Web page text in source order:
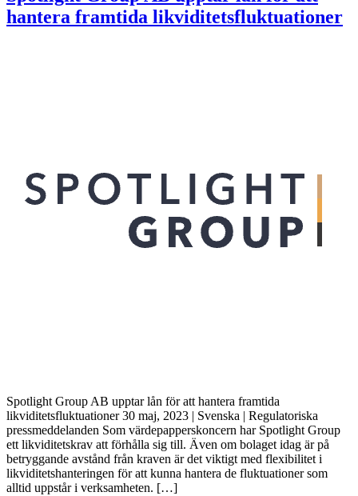
hantera framtida likviditetsfluktuationer
Spotlight Group AB upptar lån för att hantera framtida
likviditetsfluktuationer 30 maj, 2023 | Svenska | Regulatoriska
pressmeddelanden Som värdepapperskoncern har Spotlight Group
ett likviditetskrav att förhålla sig till. Även om bolaget idag är på
betryggande avstånd från kraven är det viktigt med flexibilitet i
likviditetshanteringen för att kunna hantera de fluktuationer som
alltid uppstår i verksamheten. […]